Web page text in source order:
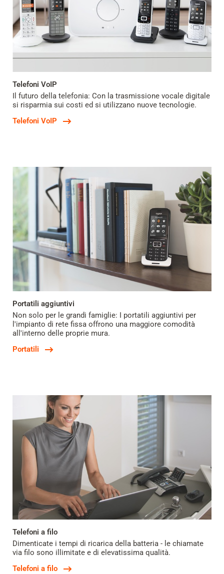
Telefoni VoIP
Il futuro della telefonia: Con la trasmissione vocale digitale
si risparmia sui costi ed si utilizzano nuove tecnologie.
Telefoni VoIP
Portatili aggiuntivi
Non solo per le grandi famiglie: I portatili aggiuntivi per
l'impianto di rete fissa offrono una maggiore comodità
all'interno delle proprie mura.
Portatili
Telefoni a filo
Dimenticate i tempi di ricarica della batteria - le chiamate
via filo sono illimitate e di elevatissima qualità.
Telefoni a filo